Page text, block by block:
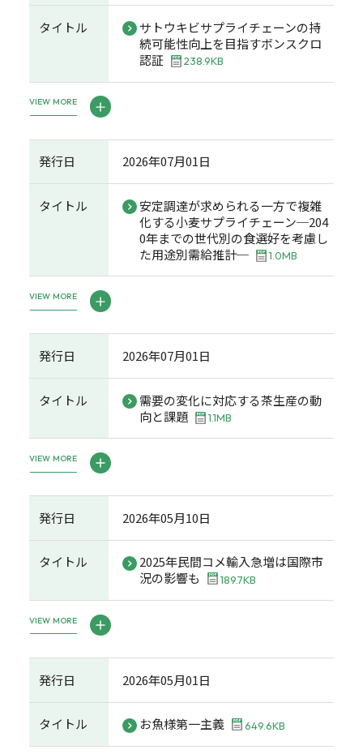
タイトル
サトウキビサプライチェーンの持
続可能性向上を目指すボンスクロ
認証
238.9KB
VIEW MORE
発行日 2026年07月01日
タイトル
安定調達が求められる一方で複雑
化する小麦サプライチェーン─204
0年までの世代別の食選好を考慮し
た用途別需給推計─
1.0MB
VIEW MORE
発行日 2026年07月01日
タイトル
需要の変化に対応する茶生産の動
向と課題
1.1MB
VIEW MORE
発行日 2026年05月10日
タイトル
2025年民間コメ輸入急増は国際市
況の影響も
189.7KB
VIEW MORE
発行日 2026年05月01日
タイトル お魚様第一主義 649.6KB